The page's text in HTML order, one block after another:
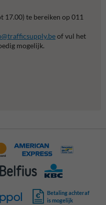
17.00) te bereiken op 011
of vul het
mogelijk.
Betaling achteraf
is mogelijk